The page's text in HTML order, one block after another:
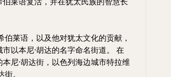
莱语，以及他对犹太文化的贡献，
以本尼·胡达的名字命名街道。 在
尼·胡达街，以色列海边城市特拉维
。